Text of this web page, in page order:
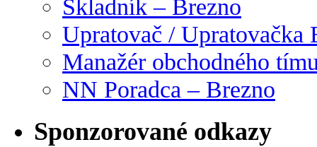
Skladník – Brezno
Upratovač / Upratovačka
Manažér obchodného
NN Poradca – Brezno
Sponzorované odkazy